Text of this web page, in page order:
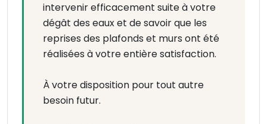
intervenir efficacement suite à votre
dégât des eaux et de savoir que les
reprises des plafonds et murs ont été
réalisées à votre entière satisfaction.
À votre disposition pour tout autre
besoin futur.